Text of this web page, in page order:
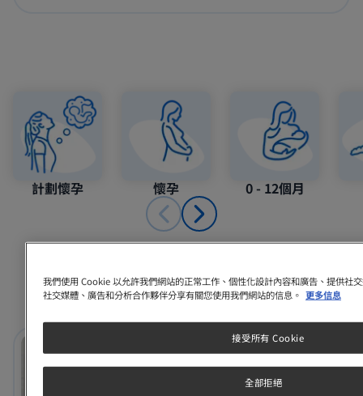
計劃懷孕 懷孕 0 - 12個月
推薦內容
文章 0 - 12個月
BB 常見的皮膚問題
我們使用 Cookie 以允許我們網站的正常工作、個性化設計內容和廣告、提供社
社交媒體、廣告和分析合作夥伴分享有關您使用我們網站的信息。 更多信息
全部拒絕
接受所有 Cookie